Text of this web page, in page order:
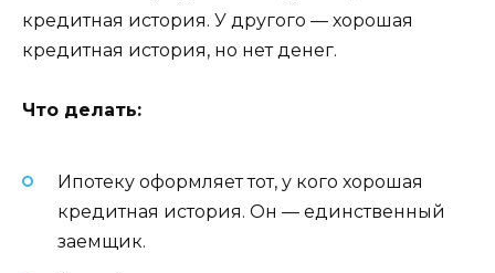
кредитная история. У другого — хорошая
кредитная история, но нет денег.
Что делать:
Ипотеку оформляет тот, у кого хорошая
кредитная история. Он — единственный
заемщик.